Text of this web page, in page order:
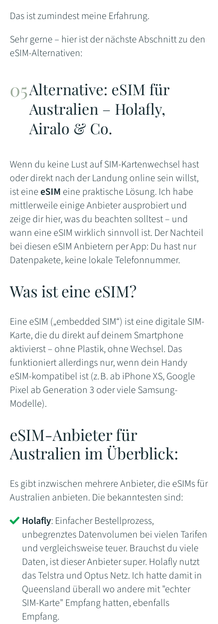
Das ist zumindest meine Erfahrung.
Sehr gerne – hier ist der nächste Abschnitt zu den
eSIM-Alternativen:
Alternative: eSIM für
Australien – Holafly,
Airalo & Co.
Wenn du keine Lust auf SIM-Kartenwechsel hast
oder direkt nach der Landung online sein willst,
ist eineeSIM eine praktische Lösung. Ich habe
mittlerweile einige Anbieter ausprobiert und
zeige dir hier, was du beachten solltest – und
wann eine eSIM wirklich sinnvoll ist. Der Nachteil
bei diesen eSIM Anbietern per App: Du hast nur
Datenpakete, keine lokale Telefonnummer.
Was ist eine eSIM?
Eine eSIM („embedded SIM“) ist eine digitale SIM-
Karte, die du direkt auf deinem Smartphone
aktivierst – ohne Plastik, ohne Wechsel. Das
funktioniert allerdings nur, wenn dein Handy
eSIM-kompatibel ist (z. B. ab iPhone XS, Google
Pixel ab Generation 3 oder viele Samsung-
Modelle).
eSIM-Anbieter für
Australien im Überblick:
Es gibt inzwischen mehrere Anbieter, die eSIMs für
Australien anbieten. Die bekanntesten sind:
Holafly: Einfacher Bestellprozess,
unbegrenztes Datenvolumen bei vielen Tarifen
und vergleichsweise teuer. Brauchst du viele
Daten, ist dieser Anbieter super. Holafly nutzt
das Telstra und Optus Netz. Ich hatte damit in
Queensland überall wo andere mit "echter
SIM-Karte" Empfang hatten, ebenfalls
Empfang.